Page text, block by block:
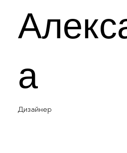
а
Дизайнер